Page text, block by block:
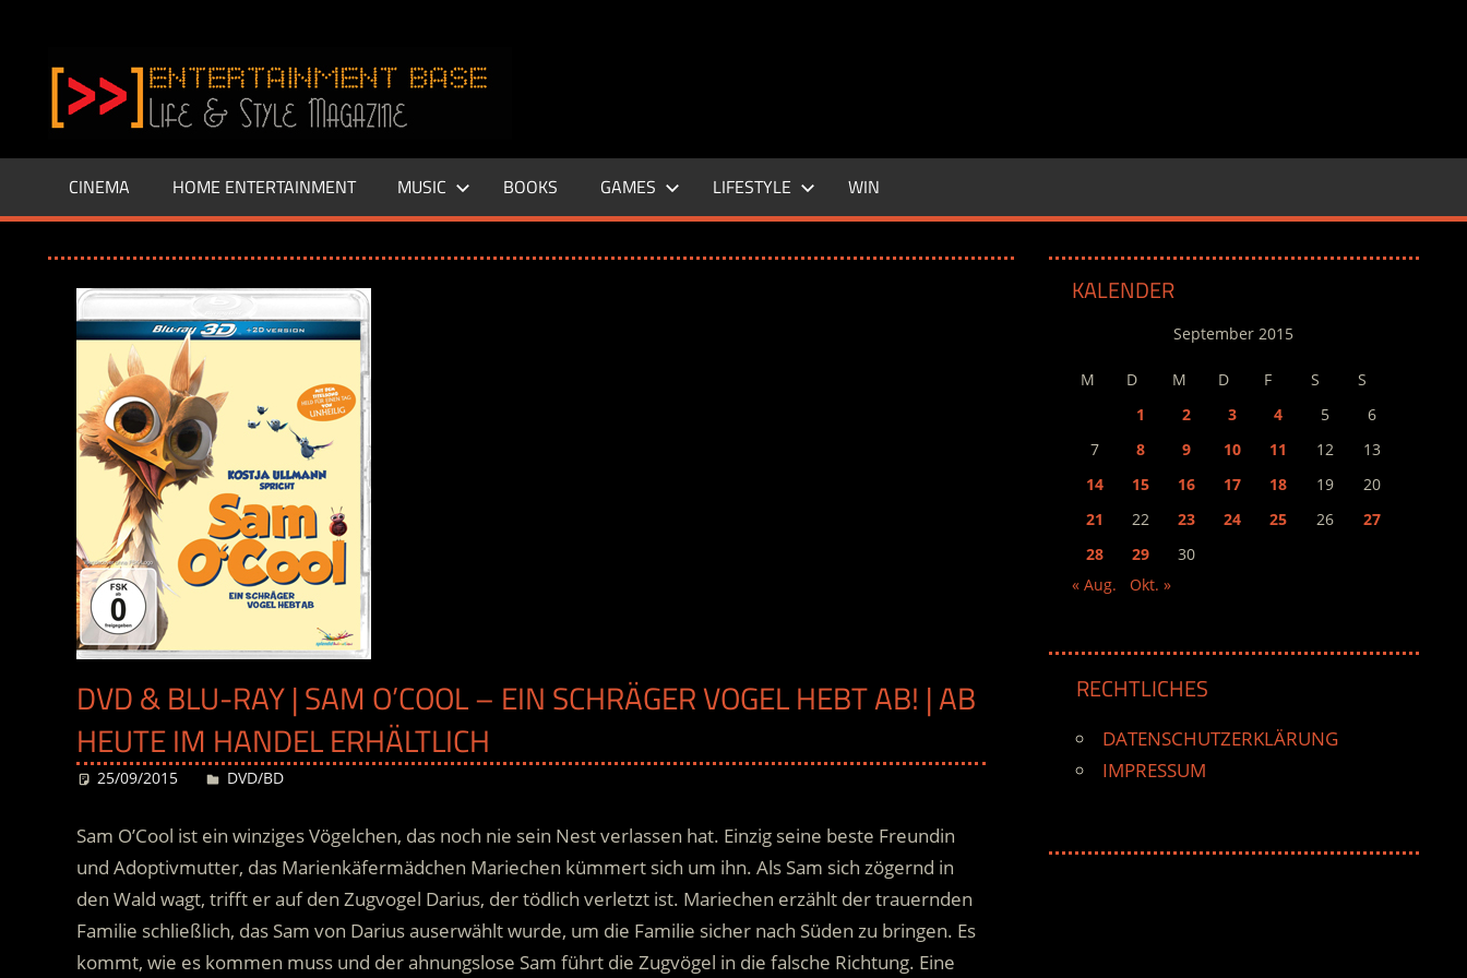
springen
–
LIFE
Base.de
CINEMA HOME ENTERTAINMENT MUSIC BOOKS GAMES LIFESTYLE WIN
DVD & BLU-RAY | SAM O’COOL – EIN SCHRÄGER VOGEL HEBT AB! | AB
HEUTE IM HANDEL ERHÄLTLICH
25/09/2015 Desiree
DVD/BD
Sam O’Cool ist ein winziges Vögelchen, das noch nie sein Nest verlassen hat. Einzig seine beste Freundin
und Adoptivmutter, das Marienkäfermädchen Mariechen kümmert sich um ihn. Als Sam sich zögernd in
den Wald wagt, trifft er auf den Zugvogel Darius, der tödlich verletzt ist. Mariechen erzählt der trauernden
Familie schließlich, das Sam von Darius auserwählt wurde, um die Familie sicher nach Süden zu bringen. Es
kommt, wie es kommen muss und der ahnungslose Sam führt die Zugvögel in die falsche Richtung. Eine
KALENDER
September 2015
M D M D F S
S
1
2 3 4 5
6
7
8 9 10 11 12
13
14
15 16 17 18 19
20
21
22 23 24 25 26
27
28
29
30
« Aug.
Okt. »
RECHTLICHES
DATENSCHUTZERKLÄRUNG
IMPRESSUM